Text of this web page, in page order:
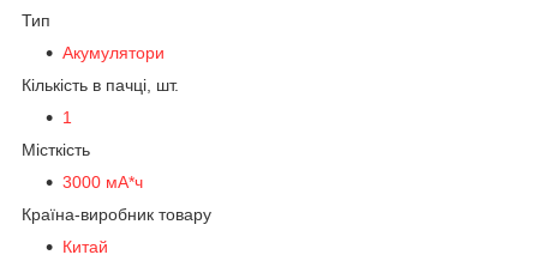
Тип
Акумулятори
Кількість в пачці, шт.
1
Місткість
3000 мА*ч
Країна-виробник товару
Китай